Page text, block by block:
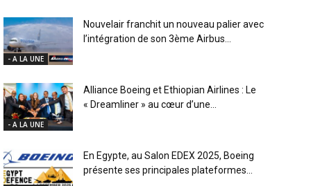
- A LA UNE
Nouvelair franchit un nouveau palier avec
l’intégration de son 3ème Airbus...
- A LA UNE
Alliance Boeing et Ethiopian Airlines : Le
« Dreamliner » au cœur d’une...
En Egypte, au Salon EDEX 2025, Boeing
présente ses principales plateformes...